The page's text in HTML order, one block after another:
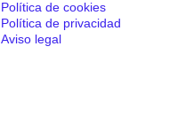
Política de cookies
Política de privacidad
Aviso legal